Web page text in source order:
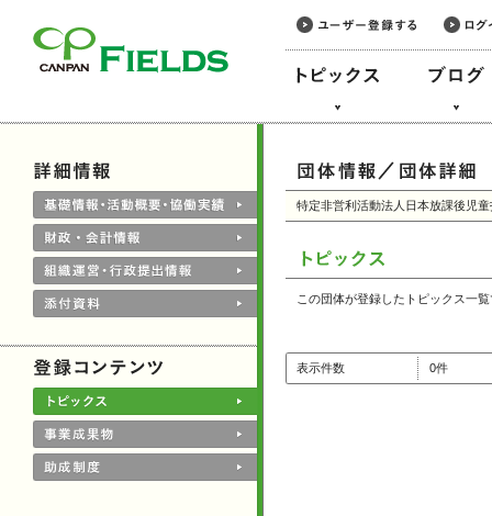
特定非営利活動法人日本放課後児
この団体が登録したトピックス一
表示件数 0件